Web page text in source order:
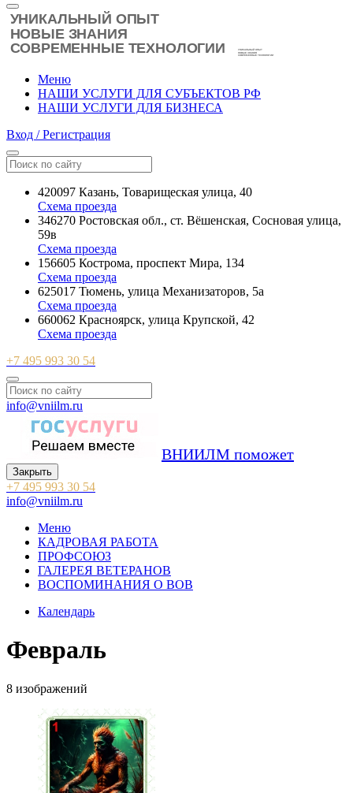
Меню
НАШИ УСЛУГИ ДЛЯ СУБЪЕКТОВ РФ
НАШИ УСЛУГИ ДЛЯ БИЗНЕСА
Вход / Регистрация
420097 Казань, Товарищеская улица, 40
Схема проезда
346270 Ростовская обл., ст. Вёшенская, Сосновая улица,
59в
Схема проезда
156605 Кострома, проспект Мира, 134
Схема проезда
625017 Тюмень, улица Механизаторов, 5а
Схема проезда
660062 Красноярск, улица Крупской, 42
Схема проезда
+7 495 993 30 54
info@vniilm.ru
ВНИИЛМ поможет
Закрыть
+7 495 993 30 54
info@vniilm.ru
Меню
КАДРОВАЯ РАБОТА
ПРОФСОЮЗ
ГАЛЕРЕЯ ВЕТЕРАНОВ
ВОСПОМИНАНИЯ О ВОВ
Календарь
Февраль
8 изображений